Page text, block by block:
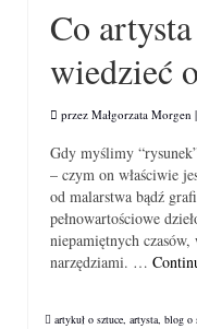
Co
wiedzieć
przez Małgorzata Morgen |
Gdy myślimy
– czym on właściwie
od malarstwa bądź
pełnowartościowe
niepamiętnych
narzędziami. …
artykuł o sztuce, artysta, blog o